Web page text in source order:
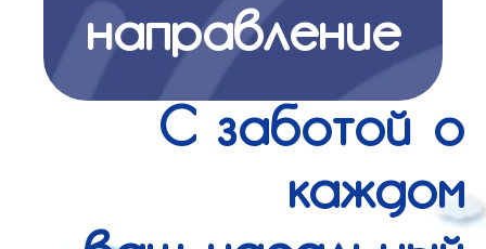
Выберите
направление
С заботой о
каждом